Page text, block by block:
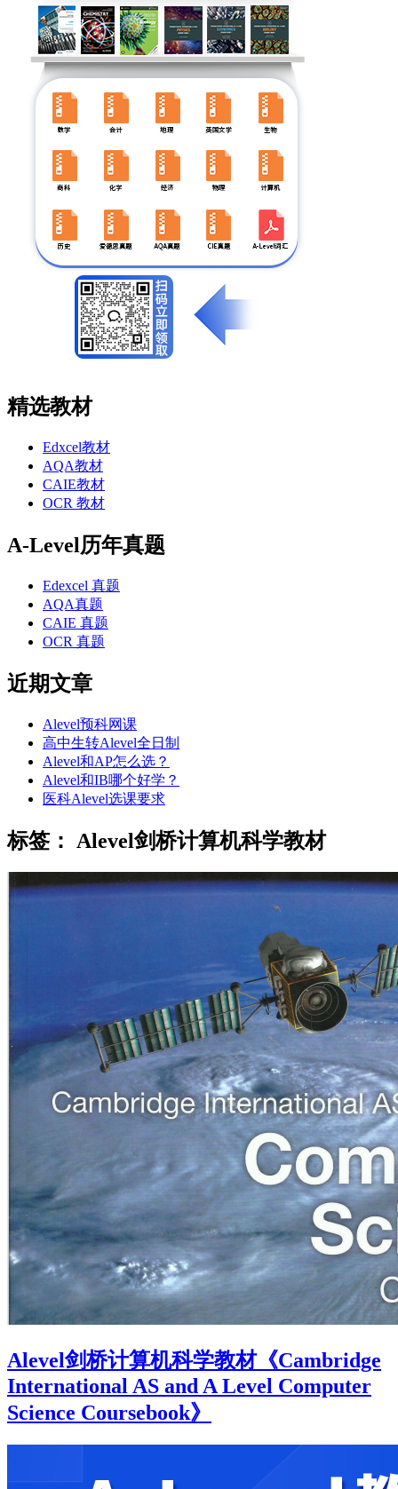
精选教材
Edxcel教材
AQA教材
CAIE教材
OCR 教材
A-Level历年真题
Edexcel 真题
AQA真题
CAIE 真题
OCR 真题
近期文章
Alevel预科网课
高中生转Alevel全日制
Alevel和AP怎么选？
Alevel和IB哪个好学？
医科Alevel选课要求
标签： Alevel剑桥计算机科学教材
Alevel剑桥计算机科学教材《Cambridge
International AS and A Level Computer
Science Coursebook》